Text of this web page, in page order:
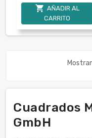
 AÑADIR AL
CARRITO
Cuadrados
GmbH